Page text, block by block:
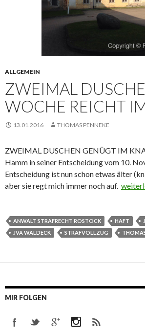
ALLGEMEIN
ZWEIMAL
WOCHE REICHT
13.01.2016 THOMAS PENNEKE
ZWEIMAL DUSCHEN GENÜGT IM
Hamm in seiner Entscheidung vom 10.
Entscheidung ist nun schon etwas älter
aber sie regt mich immer noch auf.
ANWALT STRAFRECHT ROSTOCK HAFT
JVA WALDECK
STRAFVOLLZUG
MIR FOLGEN